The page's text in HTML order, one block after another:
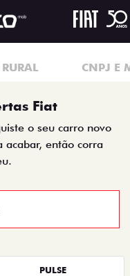
CNPJ E
Fiat
o seu carro novo
acabar, então corra
PULSE